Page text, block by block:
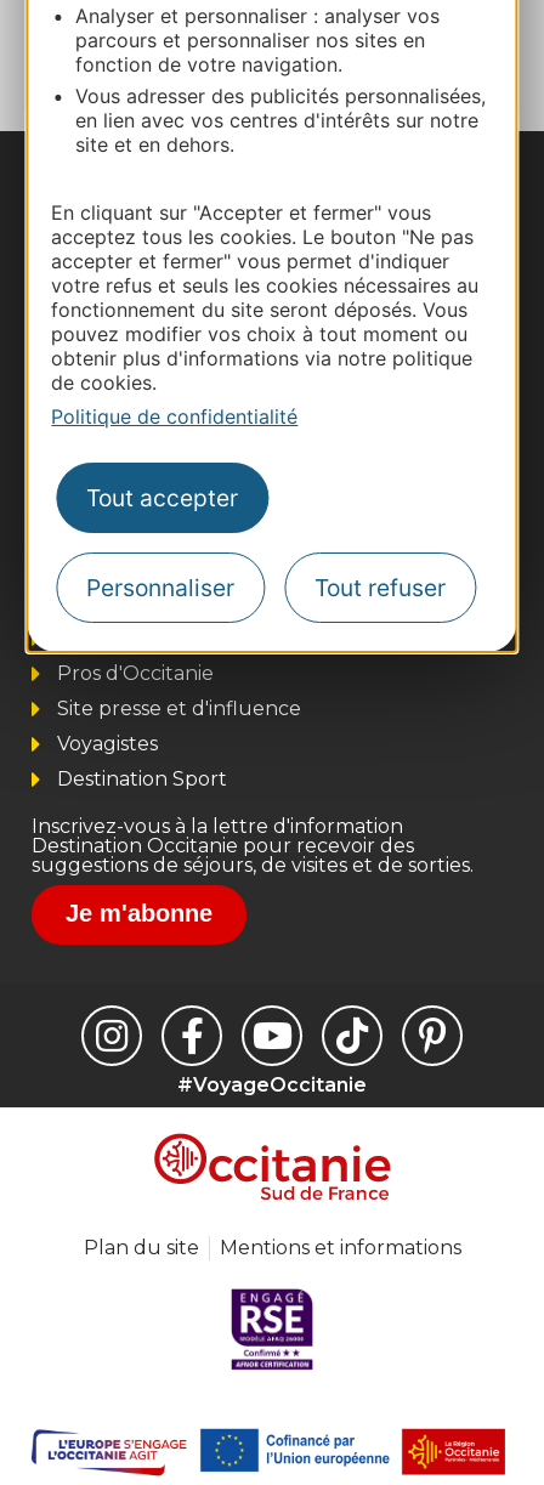
Analyser et personnaliser : analyser vos
parcours et personnaliser nos sites en
fonction de votre navigation.
Vous adresser des publicités personnalisées,
en lien avec vos centres d'intérêts sur notre
site et en dehors.
En cliquant sur "Accepter et fermer" vous
acceptez tous les cookies. Le bouton "Ne pas
accepter et fermer" vous permet d'indiquer
votre refus et seuls les cookies nécessaires au
fonctionnement du site seront déposés. Vous
pouvez modifier vos choix à tout moment ou
obtenir plus d'informations via notre politique
de cookies.
Politique de confidentialité
Tout accepter
Personnaliser Tout refuser
AJOUTER
AU CARNET
Carte interactive
Documentation
Thermalisme
Pros d'Occitanie
Site presse et d'influence
Voyagistes
Destination Sport
Inscrivez-vous à la lettre d'information
Destination Occitanie pour recevoir des
suggestions de séjours, de visites et de sorties.
Je m'abonne
#VoyageOccitanie
Plan du site Mentions et informations